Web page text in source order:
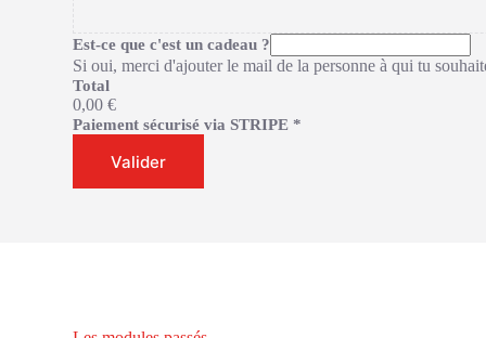
Est-ce que c'est un cadeau ?
Si oui, merci d'ajouter le mail de la personne à qui tu
Total
0,00 €
Paiement sécurisé via STRIPE *
Valider